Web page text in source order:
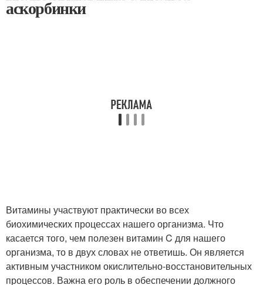
аскорбинки
Витамины участвуют практически во всех
биохимических процессах нашего организма. Что
касается того, чем полезен витамин C для нашего
организма, то в двух словах не ответишь. Он является
активным участником окислительно-восстановительных
процессов. Важна его роль в обеспечении должного